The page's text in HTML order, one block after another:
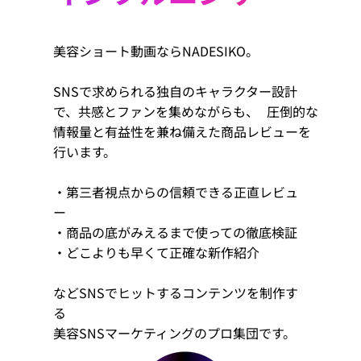
美容ショート動画ならNADESIKO。
SNSで求められる独自のキャラクター設計
で、共感とファンを集めながらも、 圧倒的な
情報量と有益性を兼ね備えた商品レビューを
行います。
・第三者視点からの信頼できる正直レビュ
ー
・商品の底がみえるまで使っての徹底検証
・どこよりも早くて正確な新作紹介
などSNSでヒットするコンテンツを制作す
る
美容SNSマーケティングのプロ集団です。